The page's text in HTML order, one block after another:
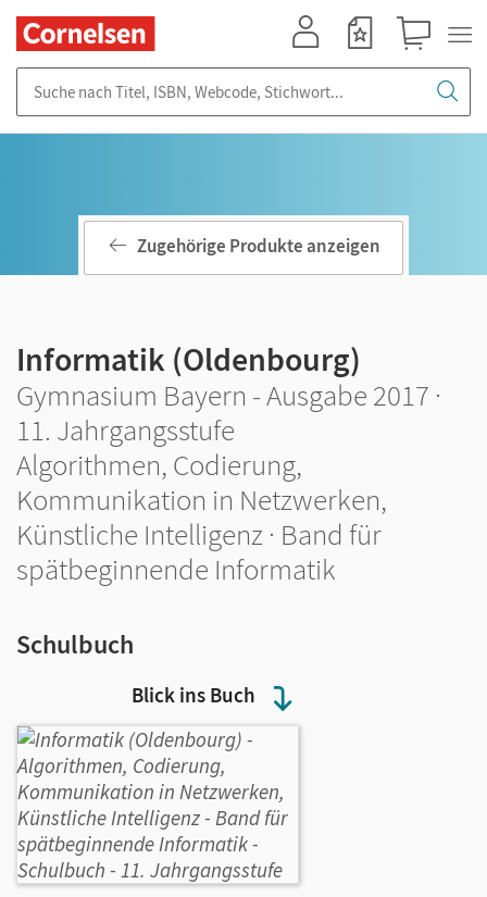
Blick ins Buch
Zugehörige Produkte anzeigen
Informatik (Oldenbourg)
Gymnasium Bayern - Ausgabe 2017 ·
11. Jahrgangsstufe
Algorithmen, Codierung,
Kommunikation in Netzwerken,
Künstliche Intelligenz · Band für
spätbeginnende Informatik
Schulbuch